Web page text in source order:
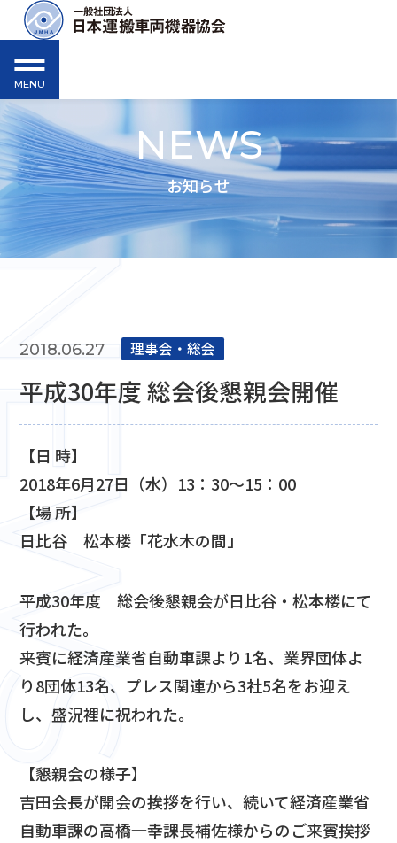
MENU
NEWS
お知らせ
2018.06.27 理事会‧総会
平成30年度 総会後懇親会開催
【⽇ 時】
2018年6月27日（水）13：30～15：00
【場 所】
日比谷 松本楼「花水木の間」
平成30年度 総会後懇親会が日比谷・松本楼にて
行われた。
来賓に経済産業省自動車課より1名、業界団体よ
り8団体13名、プレス関連から3社5名をお迎え
し、盛況裡に祝われた。
【懇親会の様子】
吉田会長が開会の挨拶を行い、続いて経済産業省
自動車課の高橋一幸課長補佐様からのご来賓挨拶